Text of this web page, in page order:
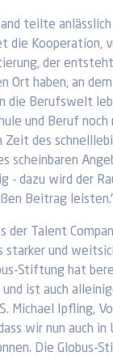
teilte
die Kooperation,
der
Ort haben, an
die Berufswelt
und Beruf noch
Zeit des
scheinbaren
- dazu wird der
Beitrag
der Talent
starker und
Stiftung hat
ist auch
Michael Ipfling,
wir nun auch
Die Globus-